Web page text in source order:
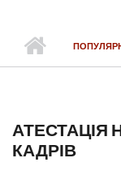
АТЕСТАЦІЯ
КАДРІВ